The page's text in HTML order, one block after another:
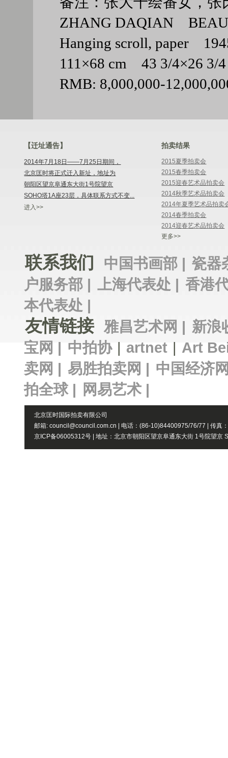
ZHANG DAQIAN
Hanging scroll, paper
111×68 cm 43 3/4×26
RMB: 8,000,000-
【迁址通告】
2014年7月18日——7月25日期间，
北京匡时将正式迁入新址，地址为
朝阳区望京阜通东大街1号院望京
SOHO塔1A座23层，具体联系方式不变...
进入>>
拍卖结果
2015夏季拍卖会
2015春季拍卖会
2015迎春艺术品拍卖会
2014秋季艺术品拍卖会
2014年夏季艺术品拍卖
2014春季拍卖会
2014迎春艺术品拍卖会
更多>>
联系我们 中国书画部 | 瓷器
户服务部 | 上海代表处 | 香港
本代表处 |
友情链接 雅昌艺术网 | 新浪
宝网 | 中拍协 | artnet | Art
卖网 | 易胜拍卖网 | 中国经济
拍全球 |
网易艺术 |
北京匡时国际拍卖有限公司
邮箱: council@council.com.cn | 电话：(86-10)84400975/76/77 | 传真
京ICP备06005312号 | 地址：北京市朝阳区望京阜通东大街 1号院望京